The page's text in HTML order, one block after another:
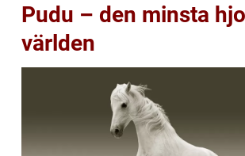
Pudu – den minsta
världen